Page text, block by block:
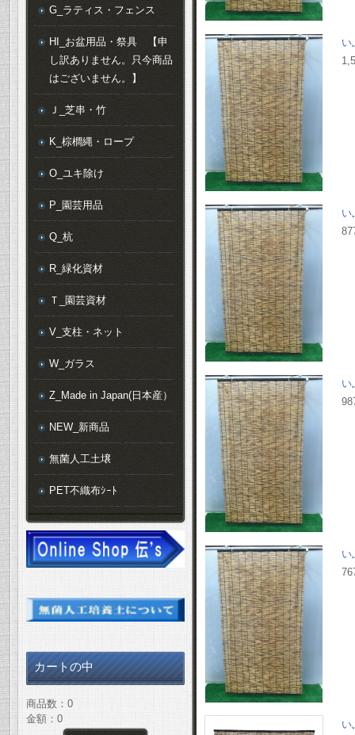
い
い
い
い
い
G_ラティス・フェンス
HI_お盆用品・祭具 【申
し訳ありません。只今商品
はございません。】
Ｊ_芝串・竹
K_棕櫚縄・ロープ
O_ユキ除け
P_園芸用品
Q_杭
R_緑化資材
Ｔ_園芸資材
V_支柱・ネット
W_ガラス
Z_Made in Japan(日本産）
NEW_新商品
無菌人工土壌
PET不織布ｼｰﾄ
カートの中
商品数：0
金額：0